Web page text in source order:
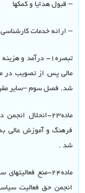
– قبول هدایا و کمکها
– ارائه خدمات کارشناسی
تبصره۱- درآمد و
مالی پس از تصویب در
شد. فصل سوم –سایر
ماده۲۳-انحلال
فرهنگ و آموزش عالی به
شد .
ماده۲۴-منع
انجمن حق فعالیت